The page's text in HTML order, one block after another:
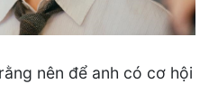
nên để anh có cơ hội